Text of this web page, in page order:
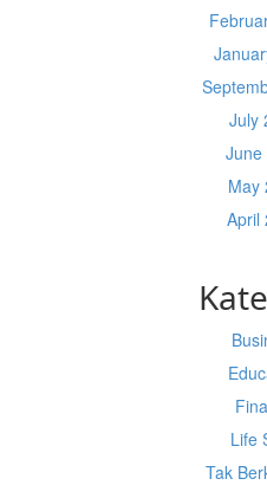
July
June
May
April
Life
Tak